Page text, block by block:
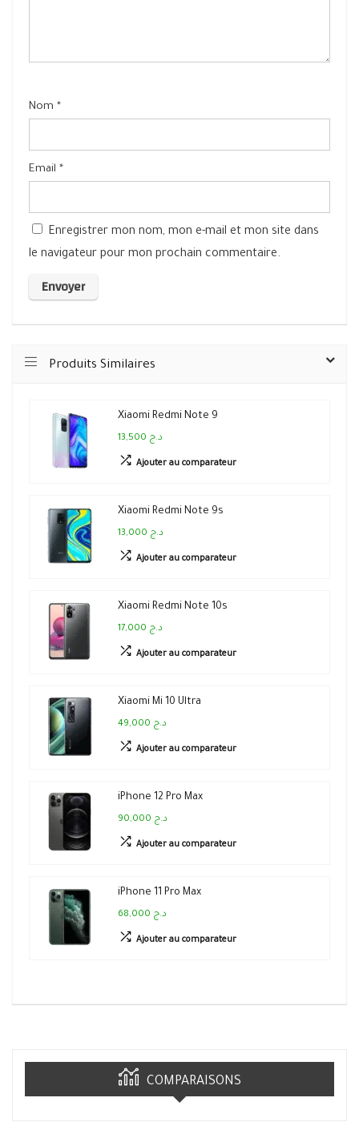
Nom *
Email *
Enregistrer mon nom, mon e-mail et mon site dans
le navigateur pour mon prochain commentaire.
Produits Similaires
Xiaomi Redmi Note 9
13,500 د.ج
Ajouter au comparateur
Xiaomi Redmi Note 9s
13,000 د.ج
Ajouter au comparateur
Xiaomi Redmi Note 10s
17,000 د.ج
Ajouter au comparateur
Xiaomi Mi 10 Ultra
49,000 د.ج
Ajouter au comparateur
iPhone 12 Pro Max
90,000 د.ج
Ajouter au comparateur
iPhone 11 Pro Max
68,000 د.ج
Ajouter au comparateur
COMPARAISONS